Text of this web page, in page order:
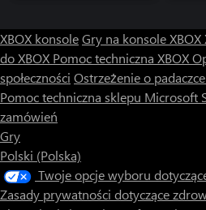
XBOX konsoleGry na konsole XBOX
do XBOX Pomoc techniczna XBOX
społeczności Ostrzeżenie o
Pomoc techniczna sklepu Microsoft
zamówień
Gry
Polski (Polska)
Twoje opcje wyboru
Zasady prywatności dotyczące